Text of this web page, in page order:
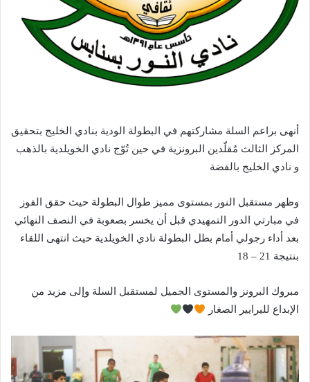
أنهى براعم السلة مشاركتهم في البطولة الودية بنادي الخليج بتحقيق
المركز الثالث مُقلّدين البرونزية في حين تُوّج نادي الخويلدية بالذهب
و نادي الخليج بالفضة
وظهر مستقبل النور بمستوى مميز طوال البطولة حيث حقق الفوز
في مبارتي الدور التمهيدي قبل أن يخسر بصعوبة في النصف النهائي
بعد أداء رجولي أمام بطل البطولة نادي الخويلدية حيث انتهى اللقاء
بنتيجة 21 – 18
مبروك البرونز والمستوى الجميل لمستقبل السلة وإلى مزيد من
الإبداع لليرايير الصغار